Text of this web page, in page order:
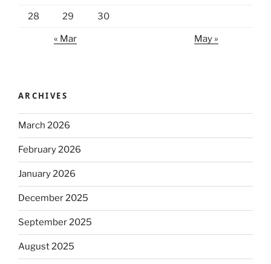
28 29 30
« Mar May »
ARCHIVES
March 2026
February 2026
January 2026
December 2025
September 2025
August 2025